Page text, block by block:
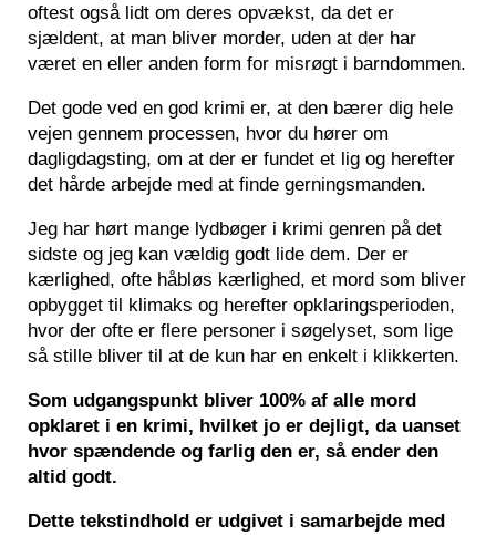
oftest også lidt om deres opvækst, da det er
sjældent, at man bliver morder, uden at der har
været en eller anden form for misrøgt i barndommen.
Det gode ved en god krimi er, at den bærer dig hele
vejen gennem processen, hvor du hører om
dagligdagsting, om at der er fundet et lig og herefter
det hårde arbejde med at finde gerningsmanden.
Jeg har hørt mange lydbøger i krimi genren på det
sidste og jeg kan vældig godt lide dem. Der er
kærlighed, ofte håbløs kærlighed, et mord som bliver
opbygget til klimaks og herefter opklaringsperioden,
hvor der ofte er flere personer i søgelyset, som lige
så stille bliver til at de kun har en enkelt i klikkerten.
Som udgangspunkt bliver 100% af alle mord
opklaret i en krimi, hvilket jo er dejligt, da uanset
hvor spændende og farlig den er, så ender den
altid godt.
Dette tekstindhold er udgivet i samarbejde med